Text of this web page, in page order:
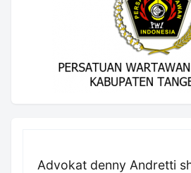
Advokat denny Andretti